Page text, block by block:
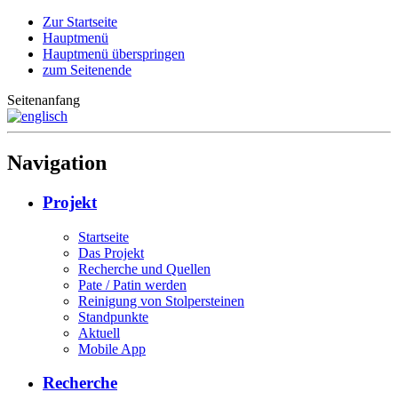
Zur Startseite
Hauptmenü
Hauptmenü überspringen
zum Seitenende
Seitenanfang
Navigation
Projekt
Startseite
Das Projekt
Recherche und Quellen
Pate / Patin werden
Reinigung von Stolpersteinen
Standpunkte
Aktuell
Mobile App
Recherche